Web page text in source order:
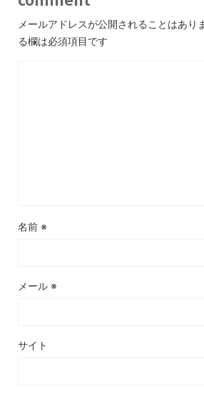
メールアドレスが公開されることはあり
る欄は必須項目です
名前 ※
メール ※
サイト